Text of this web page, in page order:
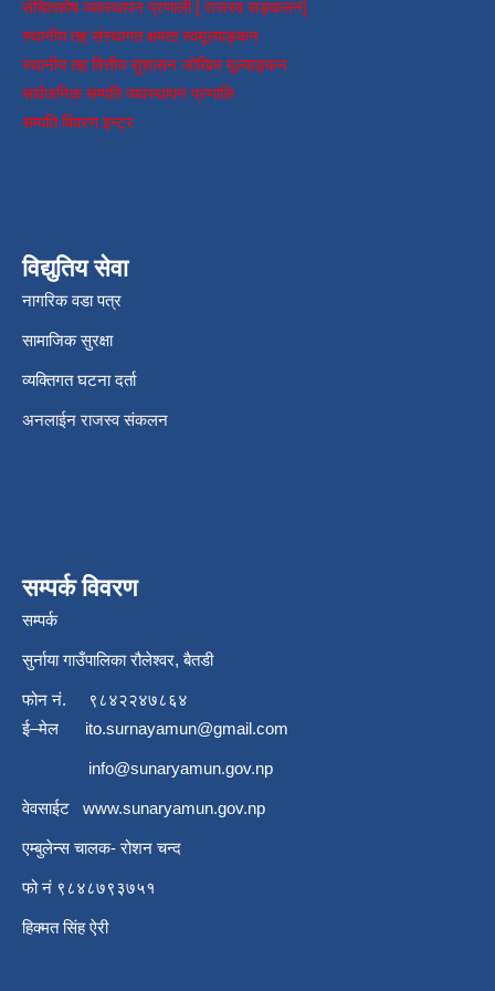
संचितकोष व्यवस्थापन प्रणाली [ राजस्व सङ्कलन]
स्थानीय तह संस्थागत क्षमता स्वमूल्याङ्कन
स्थानीय तह वित्तीय सुशासन जोखिम मूल्याङ्कन
सार्वजनिक सम्पति व्यवस्थापन प्रणालि
सम्पति विवरण इन्ट्र
विद्युतिय सेवा
नागरिक वडा पत्र
सामाजिक सुरक्षा
व्यक्तिगत घटना दर्ता
अनलाईन राजस्व संकलन
सम्पर्क विवरण
सम्पर्क
सुर्नाया गाउँपालिका रौलेश्वर, बैतडी
फोन नं.
९८४२२४७८६४
ई–मेल ito.surnayamun@gmail.com
info@sunaryamun.gov.np
वेवसाईट www.sunaryamun.gov.np
एम्बुलेन्स चालक- रोशन चन्द
फो नं ९८४८७९३७५१
हिक्मत सिंह ऐरी